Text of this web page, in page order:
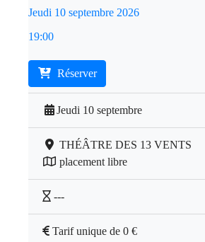
Jeudi 10 septembre 2026
19:00
Réserver
Jeudi 10 septembre
THÉÂTRE DES 13 VENTS
placement libre
---
Tarif unique de 0 €